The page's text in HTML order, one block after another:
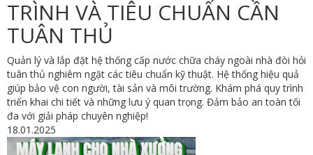
TRÌNH VÀ TIÊU CHUẨN CẦN
TUÂN THỦ
Quản lý và lắp đặt hệ thống cấp nước chữa cháy ngoài nhà đòi hỏi
tuân thủ nghiêm ngặt các tiêu chuẩn kỹ thuật. Hệ thống hiệu quả
giúp bảo vệ con người, tài sản và môi trường. Khám phá quy trình
triển khai chi tiết và những lưu ý quan trọng. Đảm bảo an toàn tối
đa với giải pháp chuyên nghiệp!
18.01.2025